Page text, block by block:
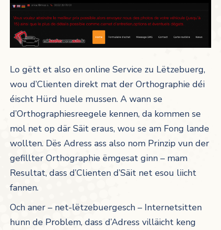
Lo gëtt et also en online Service zu Lëtzebuerg,
wou d’Clienten direkt mat der Orthographie déi
éischt Hürd huele mussen. A wann se
d’Orthographiesreegele kennen, da kommen se
mol net op där Säit eraus, wou se am Fong lande
wollten. Dës Adress ass also nom Prinzip vun der
gefillter Orthographie ëmgesat ginn – mam
Resultat, dass d’Clienten d’Säit net esou liicht
fannen.
Och aner – net-lëtzebuergesch – Internetsitten
hunn de Problem, dass d’Adress villäicht keng